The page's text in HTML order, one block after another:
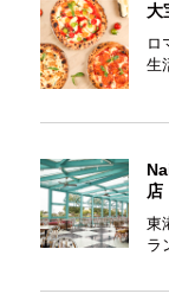
大
ロ
生
店
東
ラ